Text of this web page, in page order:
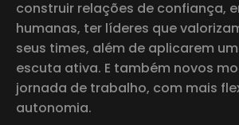
construir relações de confiança,
humanas, ter líderes que
seus times, além de aplicarem
escuta ativa. E também novos
jornada de trabalho, com mais
autonomia.